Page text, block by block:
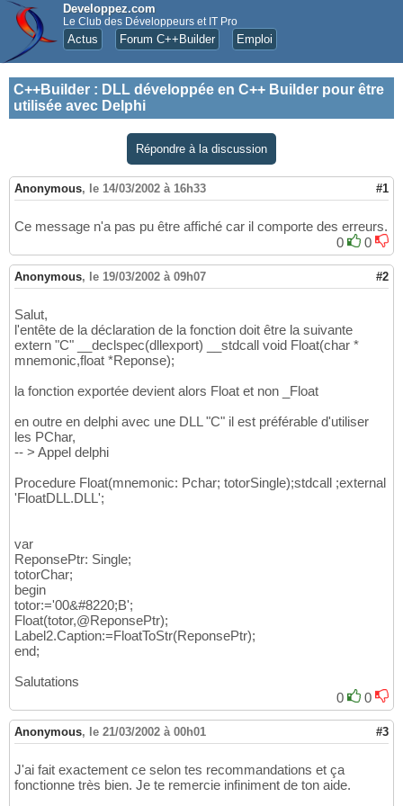
Developpez.com
Le Club des Développeurs et IT Pro
Actus Forum C++Builder Emploi
C++Builder : DLL développée en C++ Builder pour être
utilisée avec Delphi
Répondre à la discussion
Anonymous, le 14/03/2002 à 16h33 #1
Ce message n'a pas pu être affiché car il comporte des erreurs.
0
0
Anonymous, le 19/03/2002 à 09h07 #2
Salut,
l'entête de la déclaration de la fonction doit être la suivante
extern "C" __declspec(dllexport) __stdcall void Float(char *
mnemonic,float *Reponse);
la fonction exportée devient alors Float et non _Float
en outre en delphi avec une DLL "C" il est préférable d'utiliser
les PChar,
-- > Appel delphi
Procedure Float(mnemonic: Pchar; totorSingle);stdcall ;external
'FloatDLL.DLL';
var
ReponsePtr: Single;
totorChar;
begin
totor:='00&#8220;B';
Float(totor,@ReponsePtr);
Label2.Caption:=FloatToStr(ReponsePtr);
end;
Salutations
0
0
Anonymous, le 21/03/2002 à 00h01 #3
J'ai fait exactement ce selon tes recommandations et ça
fonctionne très bien. Je te remercie infiniment de ton aide.